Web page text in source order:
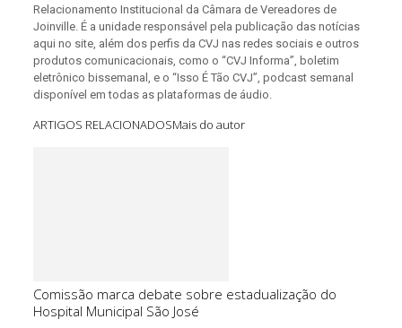
Relacionamento Institucional da Câmara de Vereadores de
Joinville. É a unidade responsável pela publicação das notícias
aqui no site, além dos perfis da CVJ nas redes sociais e outros
produtos comunicacionais, como o “CVJ Informa”, boletim
eletrônico bissemanal, e o “Isso É Tão CVJ”, podcast semanal
disponível em todas as plataformas de áudio.
ARTIGOS RELACIONADOSMais do autor
Comissão marca debate sobre estadualização do
Hospital Municipal São José